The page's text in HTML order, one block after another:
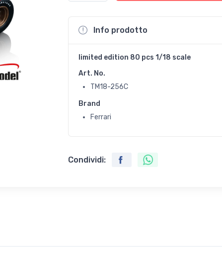
Info prodotto
limited edition 80 pcs 1/18 scale
Art. No.
TM18-256C
Brand
Ferrari
Condividi: